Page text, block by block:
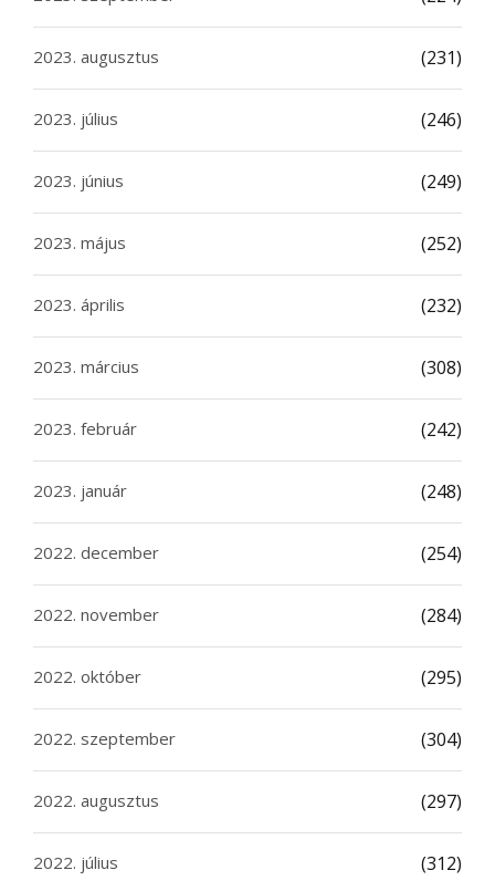
2023. augusztus (231)
2023. július (246)
2023. június (249)
2023. május (252)
2023. április (232)
2023. március (308)
2023. február (242)
2023. január (248)
2022. december (254)
2022. november (284)
2022. október (295)
2022. szeptember (304)
2022. augusztus (297)
2022. július (312)